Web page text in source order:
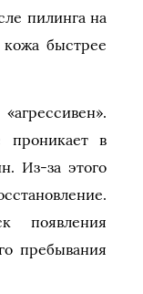
пилинга на
кожа быстрее
проникает в
Из-за этого
появления
пребывания